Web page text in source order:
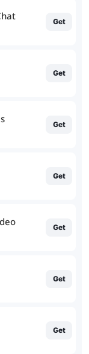
Get
Get
Get
Get
Get
Get
Get